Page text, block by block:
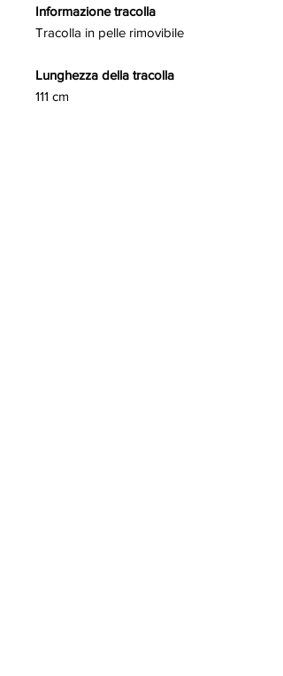
Informazione tracolla
Tracolla in pelle rimovibile
Lunghezza della tracolla
111 cm